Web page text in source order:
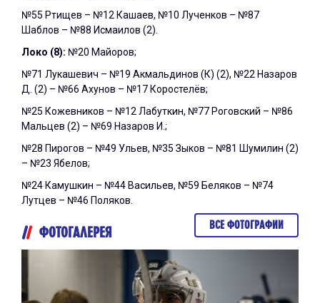
№55 Ртищев – №12 Кашаев, №10 Лученков – №87
Шаблов – №88 Исмаилов (2).
Локо (8): №20 Майоров;
№71 Лукашевич – №19 Акмальдинов (К) (2), №22 Назаров
Д. (2) – №66 Ахунов – №17 Коростелёв;
№25 Кожевников – №12 Лабуткин, №77 Роговский – №86
Мальцев (2) – №69 Назаров И.;
№28 Пирогов – №49 Ульев, №35 Зыков – №81 Шумилин (2)
– №23 Ябелов;
№24 Камушкин – №44 Васильев, №59 Беляков – №74
Лутцев – №46 Поляков.
ФОТОГАЛЕРЕЯ ВСЕ ФОТОГРАФИИ